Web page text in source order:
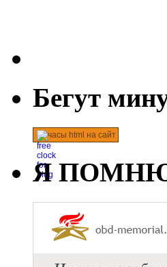
Бегут
часы html на сайт
Я